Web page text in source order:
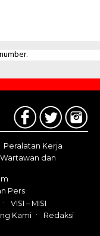
Peralatan Kerja
dan
Pers
VISI – MISI
Kami
Redaksi